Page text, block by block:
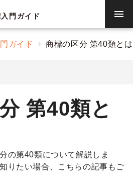
門ガイド menu
ガイド 商標の区分 第40類と
第40類と
の第40類について解説しま
りたい場合、こちらの記事もご